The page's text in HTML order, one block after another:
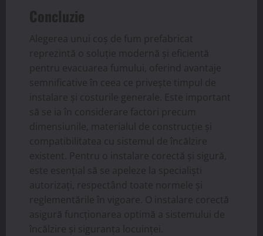
Concluzie
Alegerea unui coș de fum prefabricat
reprezintă o soluție modernă și eficientă
pentru evacuarea fumului, oferind avantaje
semnificative în ceea ce privește timpul de
instalare și costurile generale. Este important
să se ia în considerare factori precum
dimensiunile, materialul de construcție și
compatibilitatea cu sistemul de încălzire
existent. Pentru o instalare corectă și sigură,
este esențial să se apeleze la specialiști
autorizați, respectând toate normele și
reglementările în vigoare. O instalare corectă
asigură funcționarea optimă a sistemului de
încălzire și siguranța locuinței.